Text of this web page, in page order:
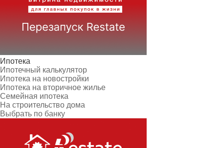
Ипотека
Ипотечный калькулятор
Ипотека на новостройки
Ипотека на вторичное жилье
Семейная ипотека
На строительство дома
Выбрать по банку